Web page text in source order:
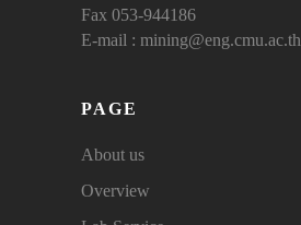
Fax 053-944186
E-mail : mining@eng.cmu.ac.th
PAGE
About us
Overview